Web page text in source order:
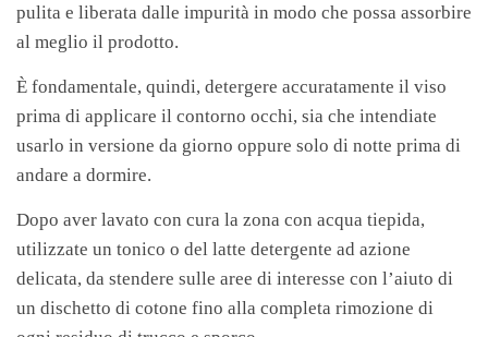
pulita e liberata dalle impurità in modo che possa assorbire
al meglio il prodotto.
È fondamentale, quindi, detergere accuratamente il viso
prima di applicare il contorno occhi, sia che intendiate
usarlo in versione da giorno oppure solo di notte prima di
andare a dormire.
Dopo aver lavato con cura la zona con acqua tiepida,
utilizzate un tonico o del latte detergente ad azione
delicata, da stendere sulle aree di interesse con l’aiuto di
un dischetto di cotone fino alla completa rimozione di